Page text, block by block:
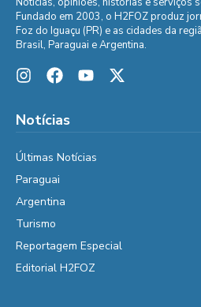
Fundado em 2003, o H2FOZ produz
Foz do Iguaçu (PR) e as cidades da
Brasil, Paraguai e Argentina.
Notícias
Últimas Notícias
Paraguai
Argentina
Turismo
Reportagem Especial
Editorial H2FOZ